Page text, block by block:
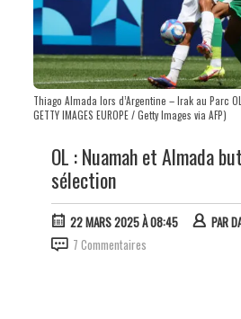
Thiago Almada lors d’Argentine – Irak au Parc OL
GETTY IMAGES EUROPE / Getty Images via AFP)
OL : Nuamah et Almada
sélection
22 MARS 2025 À 08:45 PAR
7 Commentaires